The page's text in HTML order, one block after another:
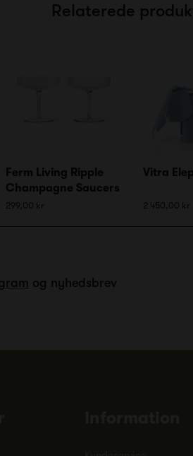
Relaterede
Ferm Living Ripple
Champagne Saucers
299,00 kr
Vitra
2 450,00 kr
og nyhedsbrev